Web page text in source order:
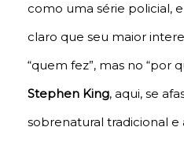
como uma série policial,
claro que seu maior
“quem fez”, mas no “por
Stephen King, aqui, se
sobrenatural tradicional